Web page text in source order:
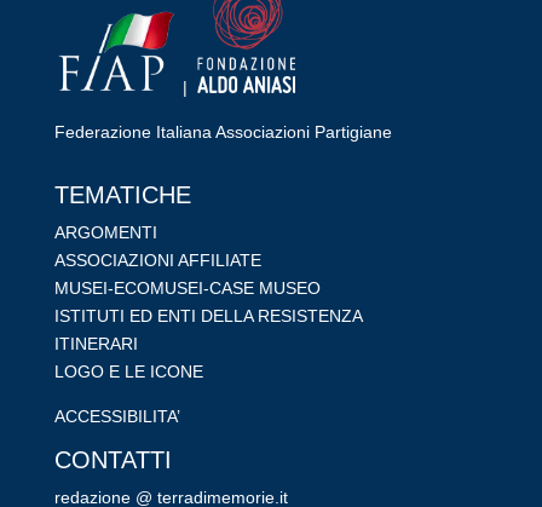
|
Federazione Italiana Associazioni Partigiane
TEMATICHE
ARGOMENTI
ASSOCIAZIONI AFFILIATE
MUSEI-ECOMUSEI-CASE MUSEO
ISTITUTI ED ENTI DELLA RESISTENZA
ITINERARI
LOGO E LE ICONE
ACCESSIBILITA’
CONTATTI
redazione @ terradimemorie.it
RIPRISTINA
-A 100% +A
Alto Contrasto
Modalità Scura
Disattiva Immagini
Evidenzia Link
Cursore Grande
Guida Lettura